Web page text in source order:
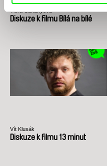
Viera Čákanyová
Diskuze k filmu Bílá na bílé
Vít Klusák
Diskuze k filmu 13 minut